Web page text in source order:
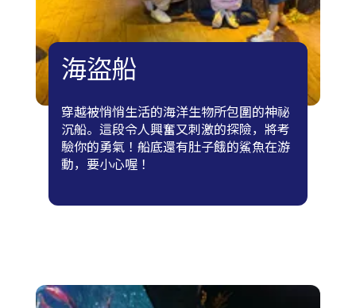
海盜船
穿越被悄悄生活的海洋生物所包圍的神祕
沉船。這段令人興奮又刺激的探險，將考
驗你的勇氣！船底還有肚子餓的鯊魚在游
動，要小心喔！